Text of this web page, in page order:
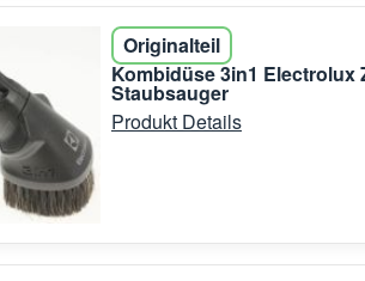
Originalteil
Kombidüse 3in1 Electrolux
Staubsauger
Produkt Details